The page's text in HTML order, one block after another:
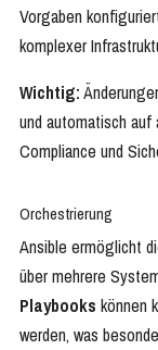
Vorgaben
komplexer
Wichtig:
und automatisch
Compliance und
Orchestrierung
Ansible ermöglicht
über mehrere
Playbooks können
werden, was